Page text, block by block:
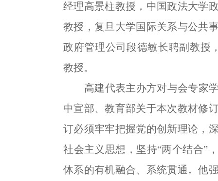
经理高景柱教授，中国政法大学
教授，复旦大学国际关系与公共
政府管理公司段德敏长聘副教授
教授。
高建代表主办方对与会专家
中宣部、教育部关于本次教材修
订必须牢牢把握党的创新理论，
社会主义思想，坚持“两个结合”
体系的有机融合、系统贯通。他